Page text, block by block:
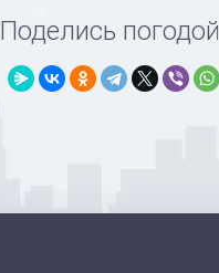
Поделись погодой